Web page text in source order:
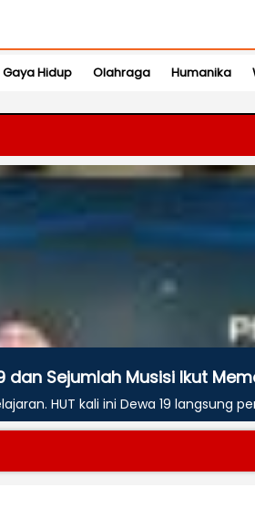
Gaya Hidup Olahraga Humanika
dan Sejumlah Musisi Ikut
HUT kali ini Dewa 19 langsung